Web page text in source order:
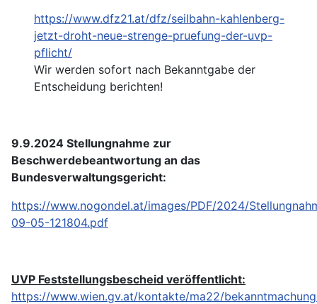
https://www.dfz21.at/dfz/seilbahn-kahlenberg-
jetzt-droht-neue-strenge-pruefung-der-uvp-
pflicht/
Wir werden sofort nach Bekanntgabe der
Entscheidung berichten!
9.9.2024 Stellungnahme zur
Beschwerdebeantwortung an das
Bundesverwaltungsgericht:
https://www.nogondel.at/images/PDF/2024/
09-05-121804.pdf
UVP Feststellungsbescheid veröffentlicht:
https://www.wien.gv.at/kontakte/ma22/